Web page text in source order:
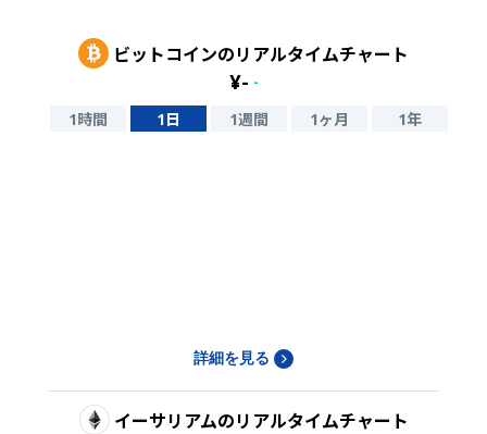
ビットコインのリアルタイムチャート
¥- -
1時間 1日 1週間 1ヶ月 1年
詳細を見る
イーサリアムのリアルタイムチャート